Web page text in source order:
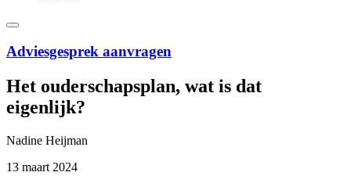
Adviesgesprek aanvragen
Het ouderschapsplan, wat is dat
eigenlijk?
Nadine Heijman
13 maart 2024